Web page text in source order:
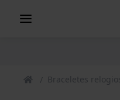
Braceletes